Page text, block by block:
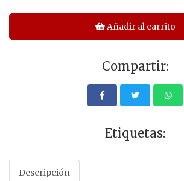
Añadir al carrito
Compartir:
Etiquetas:
Descripción